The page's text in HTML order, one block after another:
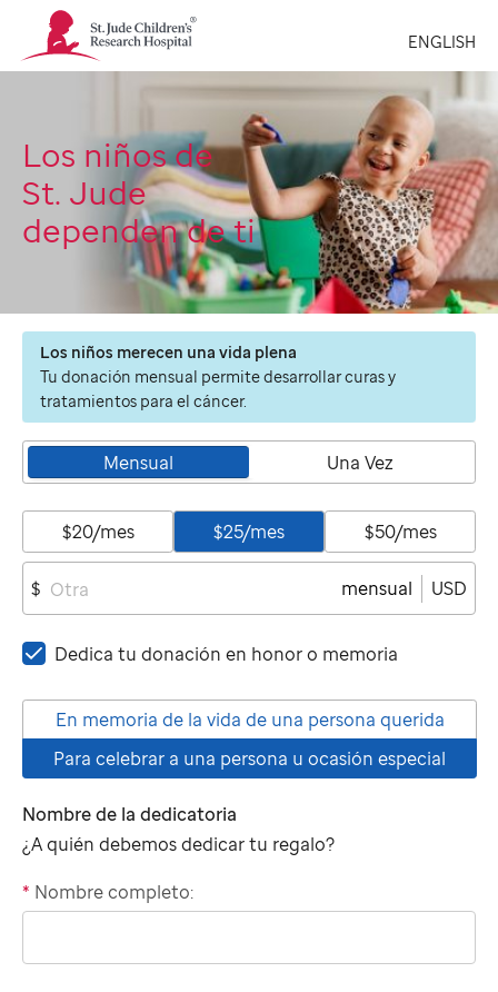
St.
Jude
Children's
Logo
ENGLISH
Los niños de
St. Jude
dependen de ti
Los niños merecen una vida plena
Tu donación mensual permite desarrollar curas y
tratamientos para el cáncer.
Mensual Una Vez
$20/mes $25/mes $50/mes
$ mensual USD
Dedica tu donación en honor o memoria
En memoria de la vida de una persona querida
Para celebrar a una persona u ocasión especial
Nombre de la dedicatoria
¿A quién debemos dedicar tu regalo?
"tributee"
* Nombre completo: